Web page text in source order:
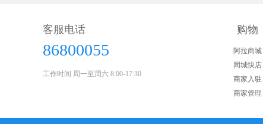
客服电话
86800055
工作时间 周一至周六 8:00-17:30
购物
阿拉商城
同城快店
商家入驻
商家管理